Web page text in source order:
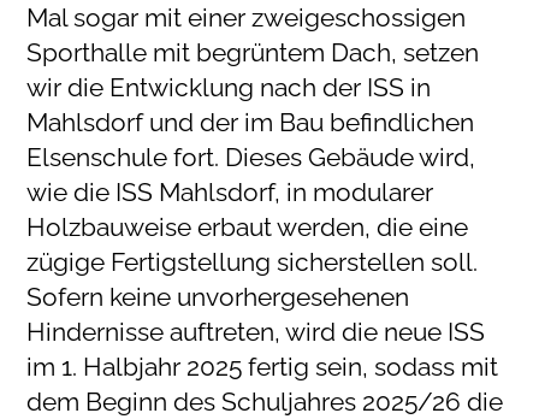
Mal sogar mit einer zweigeschossigen
Sporthalle mit begrüntem Dach, setzen
wir die Entwicklung nach der ISS in
Mahlsdorf und der im Bau befindlichen
Elsenschule fort. Dieses Gebäude wird,
wie die ISS Mahlsdorf, in modularer
Holzbauweise erbaut werden, die eine
zügige Fertigstellung sicherstellen soll.
Sofern keine unvorhergesehenen
Hindernisse auftreten, wird die neue ISS
im 1. Halbjahr 2025 fertig sein, sodass mit
dem Beginn des Schuljahres 2025/26 die